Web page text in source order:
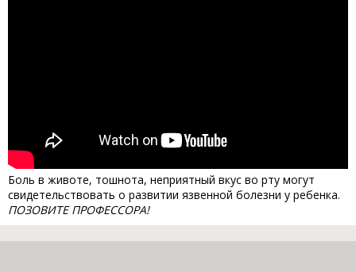
Боль в животе, тошнота, неприятный вкус во рту могут
свидетельствовать о развитии язвенной болезни у ребенка.
ПОЗОВИТЕ ПРОФЕССОРА!